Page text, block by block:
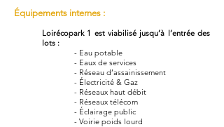
Équipements internes :
Loirécopark 1 est viabilisé jusqu’à l’entrée des
lots :
- Eau potable
- Eaux de services
- Réseau d’assainissement
- Électricité & Gaz
- Réseaux haut débit
- Réseaux télécom
- Éclairage public
- Voirie poids lourd